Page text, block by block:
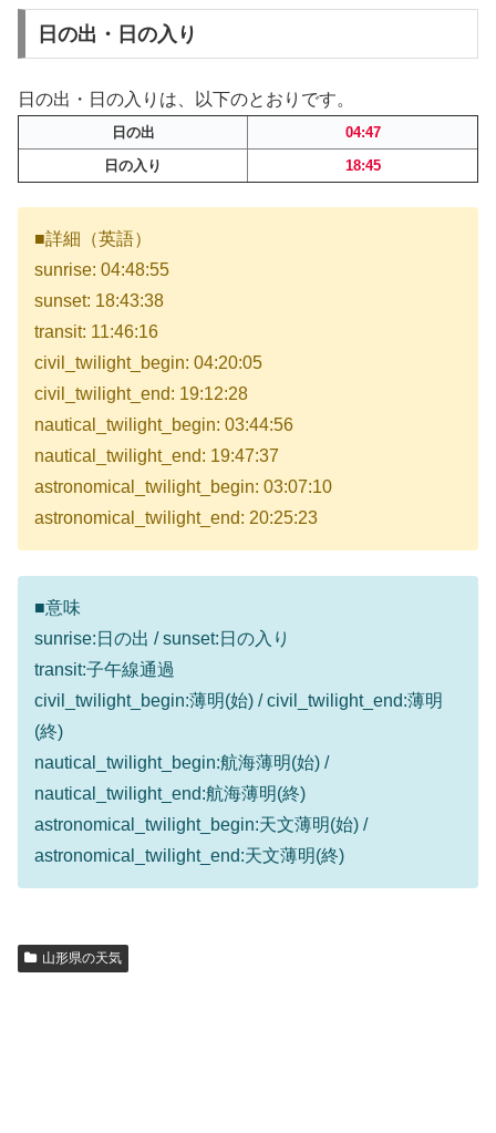
日の出・日の入り
日の出・日の入りは、以下のとおりです。
日の出
04:47
日の入り
18:45
■詳細（英語）
sunrise: 04:48:55
sunset: 18:43:38
transit: 11:46:16
civil_twilight_begin: 04:20:05
civil_twilight_end: 19:12:28
nautical_twilight_begin: 03:44:56
nautical_twilight_end: 19:47:37
astronomical_twilight_begin: 03:07:10
astronomical_twilight_end: 20:25:23
■意味
sunrise:日の出 / sunset:日の入り
transit:子午線通過
civil_twilight_begin:薄明(始) / civil_twilight_end:薄明
(終)
nautical_twilight_begin:航海薄明(始) /
nautical_twilight_end:航海薄明(終)
astronomical_twilight_begin:天文薄明(始) /
astronomical_twilight_end:天文薄明(終)
山形県の天気